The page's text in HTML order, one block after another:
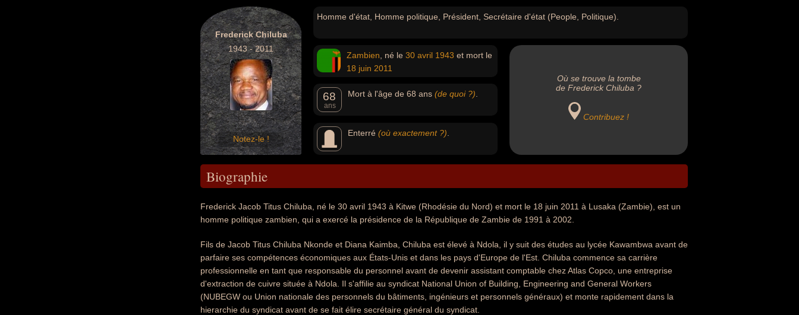
Frederick Chiluba
1943 - 2011
Notez-le !
Homme d'état, Homme politique, Président, Secrétaire d'état (People, Politique).
Zambien , né le 30 avril 1943 et mort le
18 juin 2011
68
ans
Mort à l'âge de 68 ans (de quoi ?)
Enterré (où exactement ?)
Où se trouve la tombe
de Frederick Chiluba ?
Contribuez !
Biographie
Frederick Jacob Titus Chiluba, né le 30 avril 1943 à Kitwe (Rhodésie du Nord) et mort le 18 juin 2011 à Lusaka (Zambie), est un
homme politique zambien, qui a exercé la présidence de la République de Zambie de 1991 à 2002.
Fils de Jacob Titus Chiluba Nkonde et Diana Kaimba, Chiluba est élevé à Ndola, il y suit des études au lycée Kawambwa avant de
parfaire ses compétences économiques aux États-Unis et dans les pays d'Europe de l'Est. Chiluba commence sa carrière
professionnelle en tant que responsable du personnel avant de devenir assistant comptable chez Atlas Copco, une entreprise
d'extraction de cuivre située à Ndola. Il s'affilie au syndicat National Union of Building, Engineering and General Workers
(NUBEGW ou Union nationale des personnels du bâtiments, ingénieurs et personnels généraux) et monte rapidement dans la
hierarchie du syndicat avant de se fait élire secrétaire général du syndicat.